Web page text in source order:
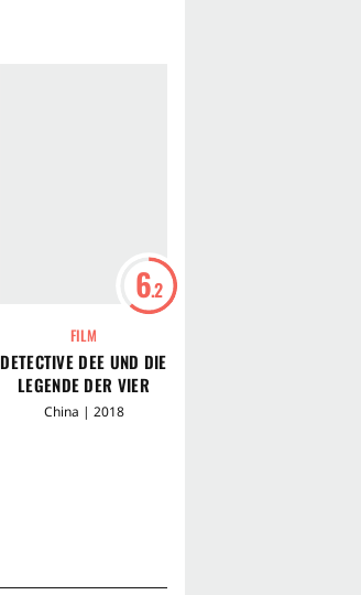
6.2
FILM
DETECTIVE DEE UND DIE
LEGENDE DER VIER
HIMMLISCHEN KÖNIGE
China | 2018